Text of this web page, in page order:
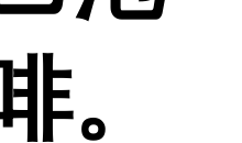
。